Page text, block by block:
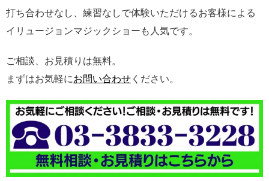
打ち合わせなし、練習なしで体験いただけるお客様による
イリュージョンマジックショーも人気です。
ご相談、お見積りは無料。
まずはお気軽にお問い合わせ ください。